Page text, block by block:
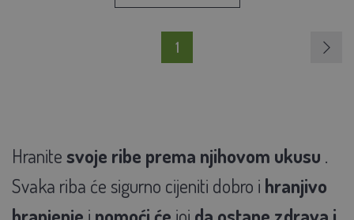
1
Hranitesvoje ribe prema njihovom ukusu .
Svaka riba će sigurno cijeniti dobro i hranjivo